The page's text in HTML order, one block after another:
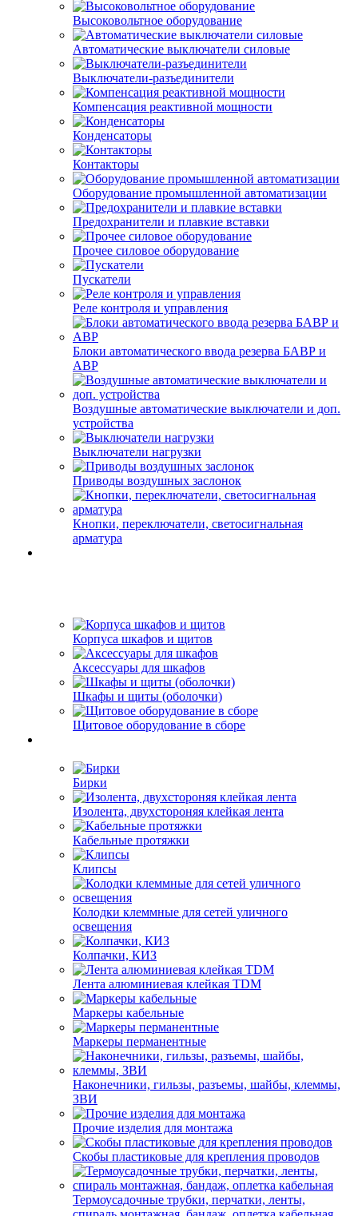
Высоковольтное оборудование
Автоматические выключатели cиловые
Выключатели-разъединители
Компенсация реактивной мощности
Конденсаторы
Контакторы
Оборудование промышленной автоматизации
Предохранители и плавкие вставки
Прочее силовое оборудование
Пускатели
Реле контроля и управления
Блоки автоматического ввода резерва БАВР и
АВР
Воздушные автоматические выключатели и доп.
устройства
Выключатели нагрузки
Приводы воздушных заслонок
Кнопки, переключатели, светосигнальная
арматура
Корпуса шкафов и щитов
Аксессуары для шкафов
Шкафы и щиты (оболочки)
Щитовое оборудование в сборе
Бирки
Изолента, двухстороняя клейкая лента
Кабельные протяжки
Клипсы
Колодки клеммные для сетей уличного
освещения
Колпачки, КИЗ
Лента алюминиевая клейкая TDM
Маркеры кабельные
Маркеры перманентные
Наконечники, гильзы, разъемы, шайбы, клеммы,
ЗВИ
Прочие изделия для монтажа
Скобы пластиковые для крепления проводов
Термоусадочные трубки, перчатки, ленты,